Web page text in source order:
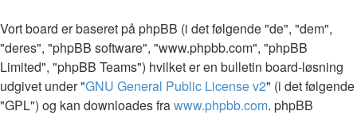
Vort board er baseret på phpBB (i det følgende "de", "dem",
"deres", "phpBB software", "www.phpbb.com", "phpBB
Limited", "phpBB Teams") hvilket er en bulletin board-løsning
udgivet under "GNU General Public License v2" (i det følgende
"GPL") og kan downloades frawww.phpbb.com. phpBB